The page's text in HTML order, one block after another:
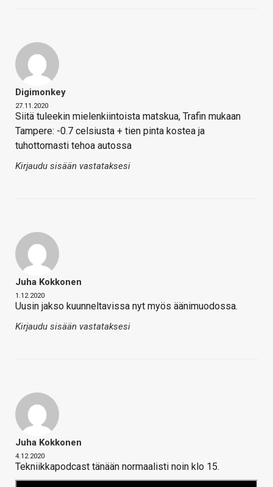
Digimonkey
27.11.2020
Siitä tuleekin mielenkiintoista matskua, Trafin mukaan
Tampere: -0.7 celsiusta + tien pinta kostea ja
tuhottomasti tehoa autossa
Kirjaudu sisään vastataksesi
Juha Kokkonen
1.12.2020
Uusin jakso kuunneltavissa nyt myös äänimuodossa.
Kirjaudu sisään vastataksesi
Juha Kokkonen
4.12.2020
Tekniikkapodcast tänään normaalisti noin klo 15.